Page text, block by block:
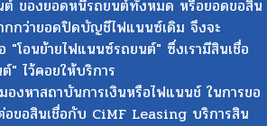
ต์ ของยอดหนี้รถยนต์ทั้งหมด หรือยอดขอสิน
กกว่ายอดปิดบัญชีไฟแนนซ์เดิม จึงจะ
"โอนย้ายไฟแนนซ์รถยนต์" ซึ่งเรามีสินเชื่อ
" ไว้คอยให้บริการ
หาสถาบันการเงินหรือไฟแนนช์ ในการขอ
ขอสินเชื่อกับ CiMF Leasing บริการสิน